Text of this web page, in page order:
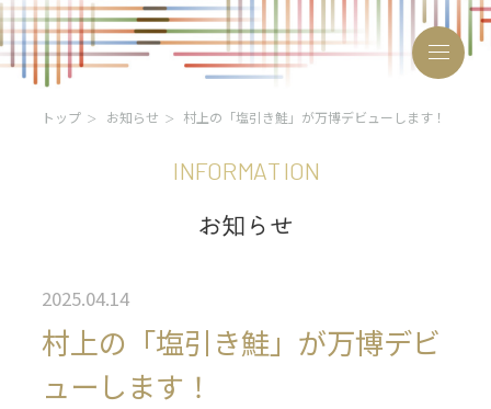
おにぎりサミット®とは
サミット参画自治体
トップ お知らせ 村上の「塩引き鮭」が万博デビューします！
INFORMATION
お知 ら せ
2025.04.14
村上の「塩引き鮭」が万博デビ
ューします！